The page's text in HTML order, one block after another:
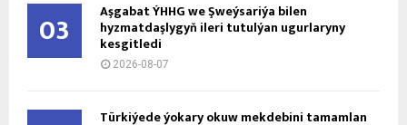
03 Aşgabat ÝHHG we Şweýsariýa bilen
hyzmatdaşlygyň ileri tutulýan ugurlaryny
kesgitledi
2026-08-07
Türkiýede ýokary okuw mekdebini tamamlan